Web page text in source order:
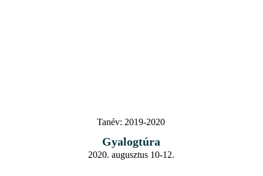
Tanév: 2019-2020
Gyalogtúra
2020. augusztus 10-12.